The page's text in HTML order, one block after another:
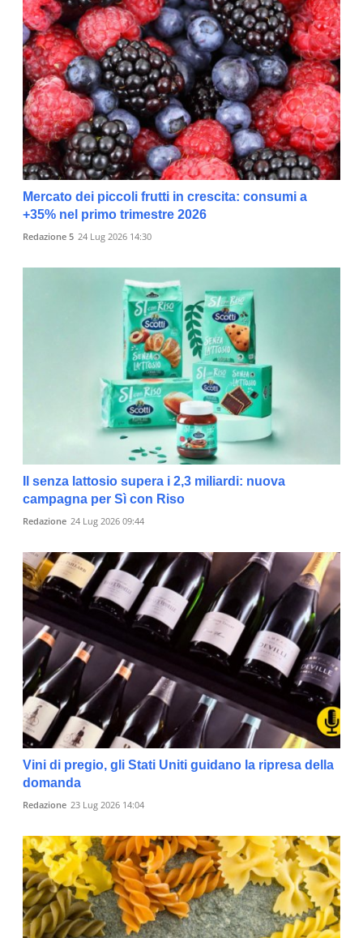
Mercato dei piccoli frutti in crescita: consumi a
+35% nel primo trimestre 2026
Redazione 5 24 Lug 2026 14:30
Il senza lattosio supera i 2,3 miliardi: nuova
campagna per Sì con Riso
Redazione 24 Lug 2026 09:44
Vini di pregio, gli Stati Uniti guidano la ripresa della
domanda
Redazione 23 Lug 2026 14:04